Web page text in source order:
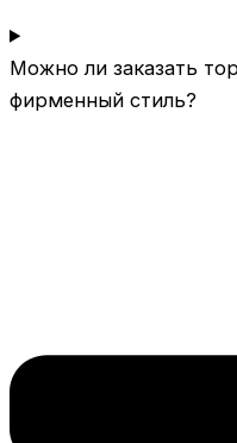
Можно ли заказать
фирменный стиль?